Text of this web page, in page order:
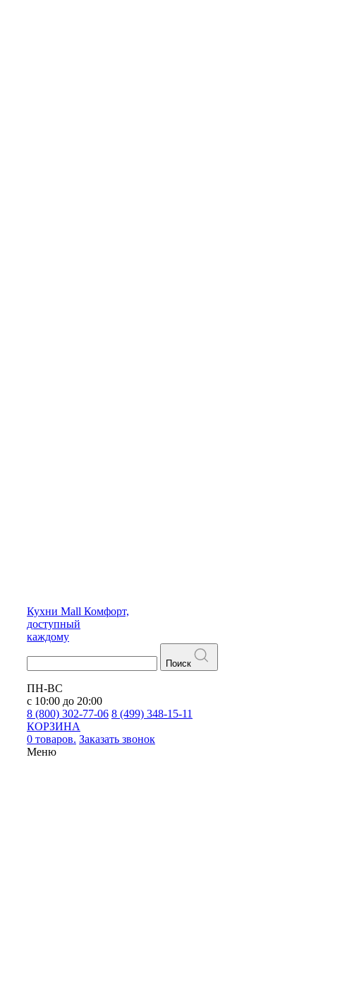
Кухни Mall Комфорт,
доступный
каждому
Поиск
ПН-ВС
с 10:00 до 20:00
8 (800) 302-77-06 8 (499) 348-15-11
КОРЗИНА
0 товаров. Заказать звонок
Меню